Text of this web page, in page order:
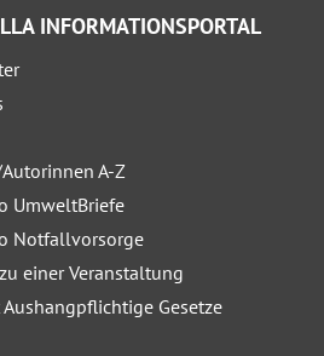
INFORMATIONSPORTAL
A-Z
UmweltBriefe
Notfallvorsorge
einer Veranstaltung
Gesetze